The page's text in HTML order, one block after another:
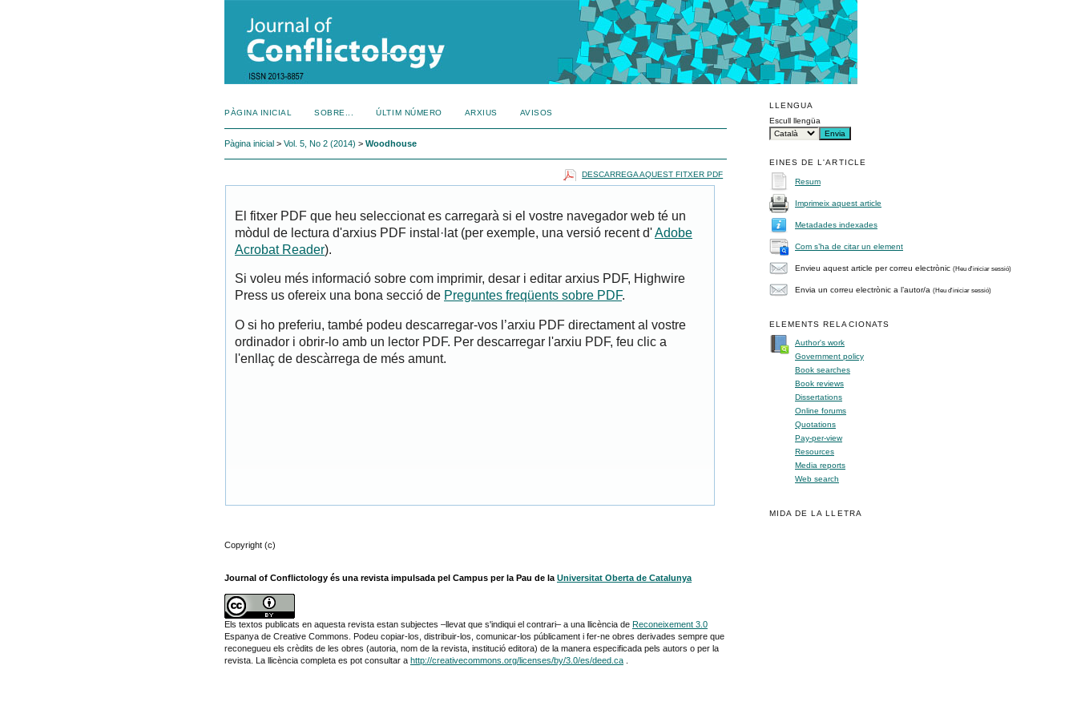
LLENGUA
Escull llengüa
EINES DE L'ARTICLE
Resum
Imprimeix aquest article
Metadades indexades
Com s’ha de citar un element
Envieu aquest article per correu electrònic (Heu d'iniciar sessió)
Envia un correu electrònic a l’autor/a (Heu d'iniciar sessió)
ELEMENTS RELACIONATS
Author's work
Government policy
Book searches
Book reviews
Dissertations
Online forums
Quotations
Pay-per-view
Resources
Media reports
Web search
MIDA DE LA LLETRA
PÀGINA INICIAL SOBRE... ÚLTIM NÚMERO ARXIUS AVISOS
Pàgina inicial > Vol. 5, No 2 (2014) > Woodhouse
DESCARREGA AQUEST FITXER PDF
El fitxer PDF que heu seleccionat es carregarà si el vostre navegador web té un
mòdul de lectura d'arxius PDF instal·lat (per exemple, una versió recent d'Adobe
Acrobat Reader).
Si voleu més informació sobre com imprimir, desar i editar arxius PDF, Highwire
Press us ofereix una bona secció de Preguntes freqüents sobre PDF.
O si ho preferiu, també podeu descarregar-vos l’arxiu PDF directament al vostre
ordinador i obrir-lo amb un lector PDF. Per descarregar l'arxiu PDF, feu clic a
l'enllaç de descàrrega de més amunt.
Copyright (c)
Journal of Conflictology és una revista impulsada pel Campus per la Pau de la Universitat Oberta de Catalunya
Els textos publicats en aquesta revista estan subjectes –llevat que s'indiqui el contrari– a una llicència de Reconeixement 3.0
Espanya de Creative Commons. Podeu copiar-los, distribuir-los, comunicar-los públicament i fer-ne obres derivades sempre que
reconegueu els crèdits de les obres (autoria, nom de la revista, institució editora) de la manera especificada pels autors o per la
revista. La llicència completa es pot consultar a http://creativecommons.org/licenses/by/3.0/es/deed.ca